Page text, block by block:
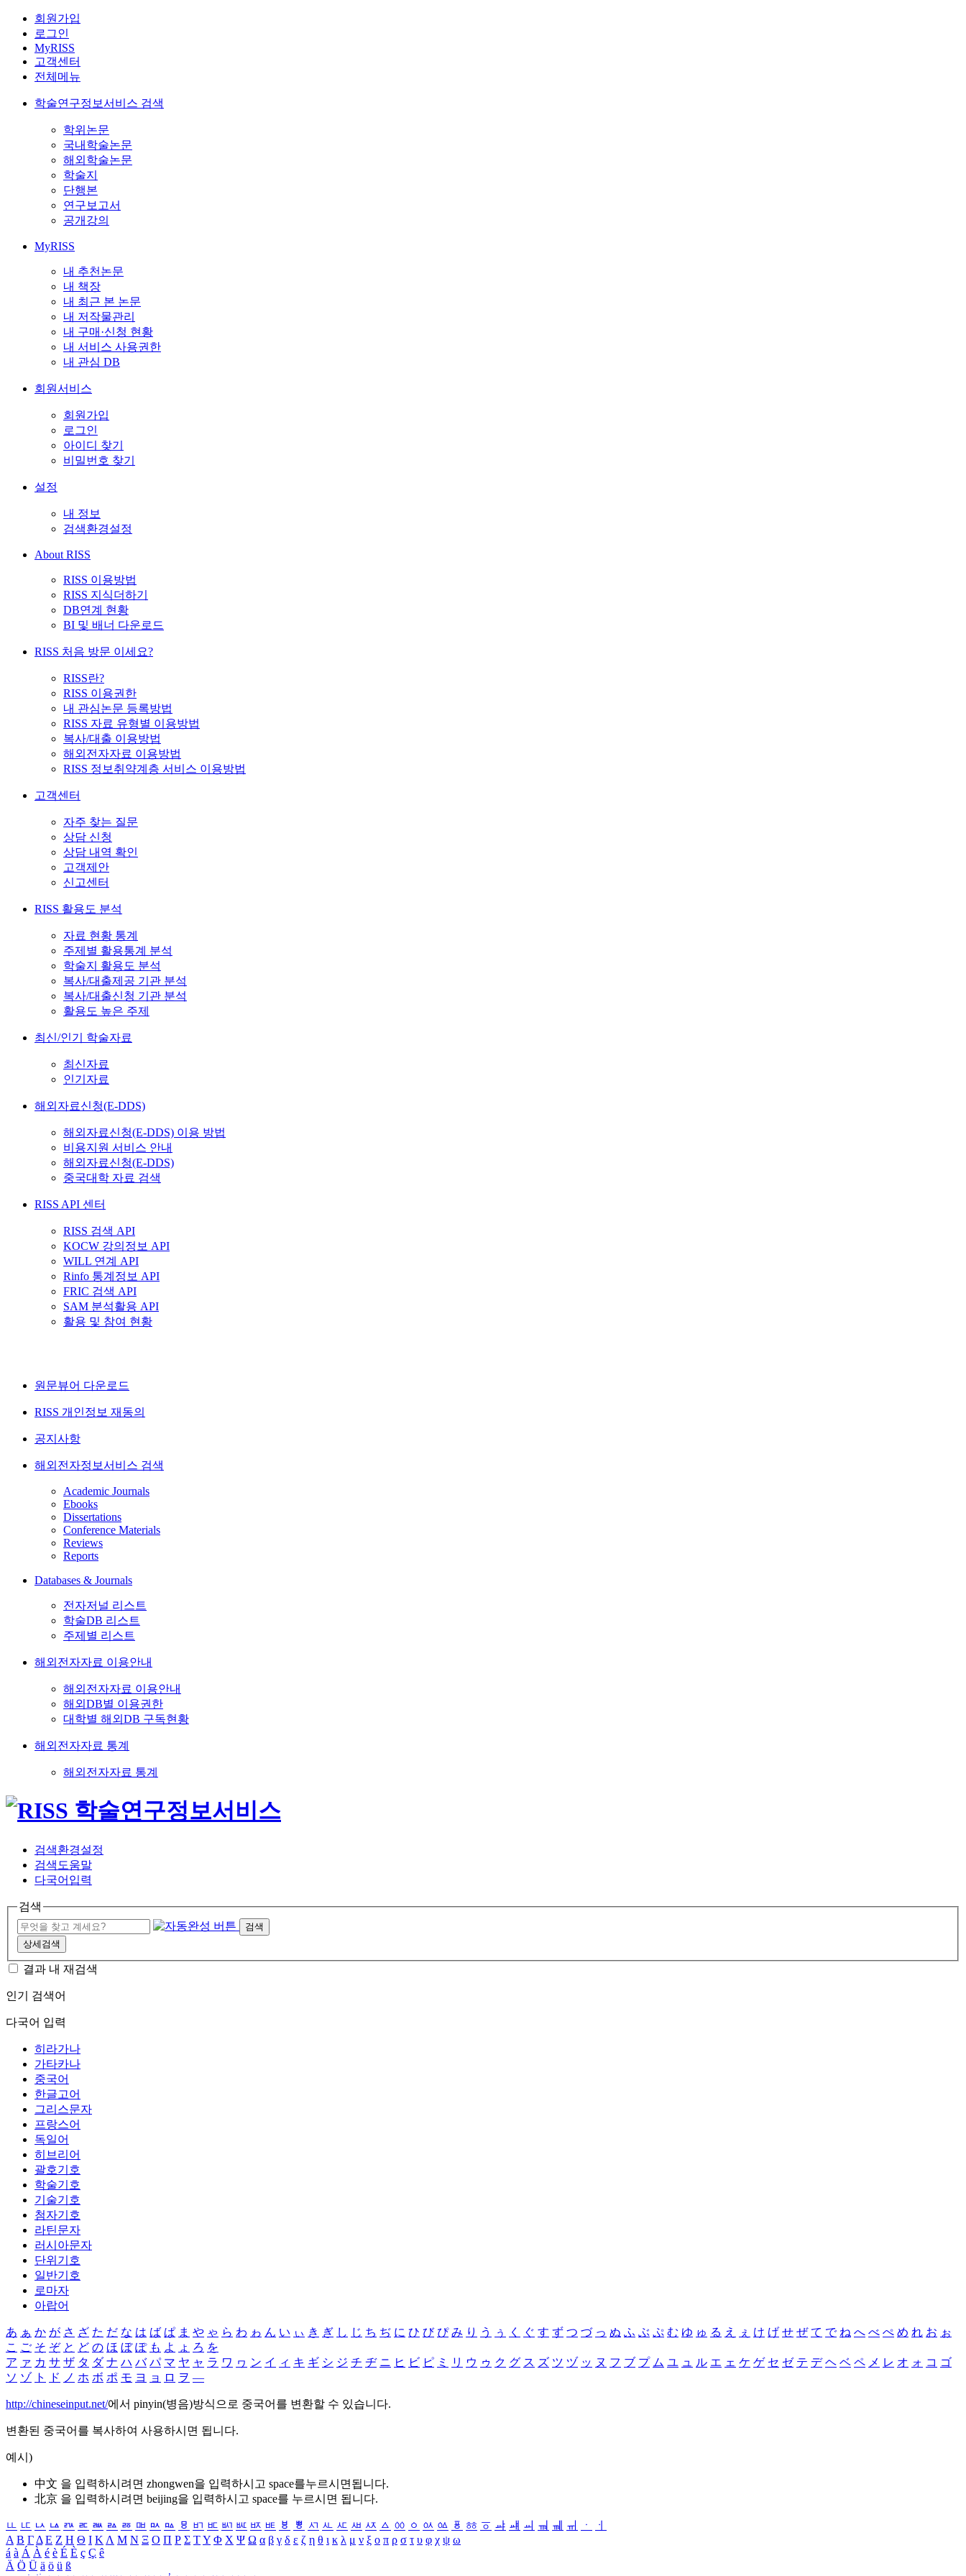
회원가입
로그인
MyRISS
고객센터
전체메뉴
학술연구정보서비스 검색
학위논문
국내학술논문
해외학술논문
학술지
단행본
연구보고서
공개강의
MyRISS
내 추천논문
내 책장
내 최근 본 논문
내 저작물관리
내 구매·신청 현황
내 서비스 사용권한
내 관심 DB
회원서비스
회원가입
로그인
아이디 찾기
비밀번호 찾기
설정
내 정보
검색환경설정
About RISS
RISS 이용방법
RISS 지식더하기
DB연계 현황
BI 및 배너 다운로드
RISS 처음 방문 이세요?
RISS란?
RISS 이용권한
내 관심논문 등록방법
RISS 자료 유형별 이용방법
복사/대출 이용방법
해외전자자료 이용방법
RISS 정보취약계층 서비스 이용방법
고객센터
자주 찾는 질문
상담 신청
상담 내역 확인
고객제안
신고센터
RISS 활용도 분석
자료 현황 통계
주제별 활용통계 분석
학술지 활용도 분석
복사/대출제공 기관 분석
복사/대출신청 기관 분석
활용도 높은 주제
최신/인기 학술자료
최신자료
인기자료
해외자료신청(E-DDS)
해외자료신청(E-DDS) 이용 방법
비용지원 서비스 안내
해외자료신청(E-DDS)
중국대학 자료 검색
RISS API 센터
RISS 검색 API
KOCW 강의정보 API
WILL 연계 API
Rinfo 통계정보 API
FRIC 검색 API
SAM 분석활용 API
활용 및 참여 현황
원문뷰어 다운로드
RISS 개인정보 재동의
공지사항
해외전자정보서비스 검색
Academic Journals
Ebooks
Dissertations
Conference Materials
Reviews
Reports
Databases & Journals
전자저널 리스트
학술DB 리스트
주제별 리스트
해외전자자료 이용안내
해외전자자료 이용안내
해외DB별 이용권한
대학별 해외DB 구독현황
해외전자자료 통계
해외전자자료 통계
검색환경설정
검색도움말
다국어입력
검색
검색
상세검색
결과 내 재검색
인기 검색어
다국어 입력
히라가나
가타카나
중국어
한글고어
그리스문자
프랑스어
독일어
히브리어
괄호기호
학술기호
기술기호
첨자기호
라틴문자
러시아문자
단위기호
일반기호
로마자
아랍어
あ ぁ か が さ ざ た だ な は ば ぱ ま や ゃ ら わ ゎ ん い ぃ き ぎ し じ ち ぢ に ひ び ぴ み り う ぅ く ぐ す ず つ づ っ ぬ ふ ぶ ぷ む ゆ ゅ る え ぇ け げ せ ぜ て で ね へ べ ぺ め れ お ぉ
こ ご そ ぞ と ど の ほ ぼ ぽ も よ ょ ろ を
ア ァ カ サ ザ タ ダ ナ ハ バ パ マ ヤ ャ ラ ワ ヮ ン イ ィ キ ギ シ ジ チ ヂ ニ ヒ ビ ピ ミ リ ウ ゥ ク グ ス ズ ツ ヅ ッ ヌ フ ブ プ ム ユ ュ ル エ ェ ケ ゲ セ ゼ テ デ ヘ ベ ペ メ レ オ ォ コ ゴ
ソ ゾ ト ド ノ ホ ボ ポ モ ヨ ョ ロ ヲ ―
http://chineseinput.net/에서 pinyin(병음)방식으로 중국어를 변환할 수 있습니다.
변환된 중국어를 복사하여 사용하시면 됩니다.
예시)
中文 을 입력하시려면 zhongwen을 입력하시고 space를누르시면됩니다.
北京 을 입력하시려면 beijing을 입력하시고 space를 누르시면 됩니다.
ㅥ ㅦ ㅧ ㅨ ㅩ ㅪ ㅫ ㅬ ㅭ ㅮ ㅯ ㅰ ㅱ ㅲ ㅳ ㅴ ㅵ ㅶ ㅷ ㅸ ㅹ ㅺ ㅻ ㅼ ㅽ ㅾ ㅿ ㆀ ㆁ ㆂ ㆃ ㆄ ㆅ ㆆ ㆇ ㆈ ㆉ ㆊ ㆋ ㆌ ㆍ
ㆎ
Α Β ΓΔ Ε Ζ Η Θ Ι ΚΛ Μ Ν Ξ Ο Π Ρ Σ ΤΥ Φ Χ Ψ Ω α β γ δ ε ζ η θ ι κ λ μ ν ξ ο π ρ σ τ υ φ χ ψ ω
á à Á À é è É È ç Ç ê
Ä Ö Ü ä ö ü ß